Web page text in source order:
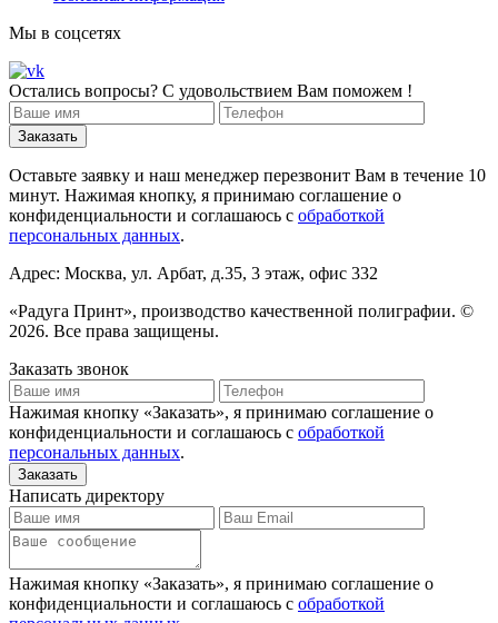
Мы в соцсетях
Остались вопросы? С удовольствием Вам поможем !
Оставьте заявку и наш менеджер перезвонит Вам в течение 10
минут. Нажимая кнопку, я принимаю соглашение о
конфиденциальности и соглашаюсь с обработкой
персональных данных.
Адрес: Москва, ул. Арбат, д.35, 3 этаж, офис 332
«Радуга Принт», производство качественной полиграфии. ©
2026. Все права защищены.
Заказать звонок
Нажимая кнопку «Заказать», я принимаю соглашение о
конфиденциальности и соглашаюсь с обработкой
персональных данных.
Написать директору
Нажимая кнопку «Заказать», я принимаю соглашение о
конфиденциальности и соглашаюсь с обработкой